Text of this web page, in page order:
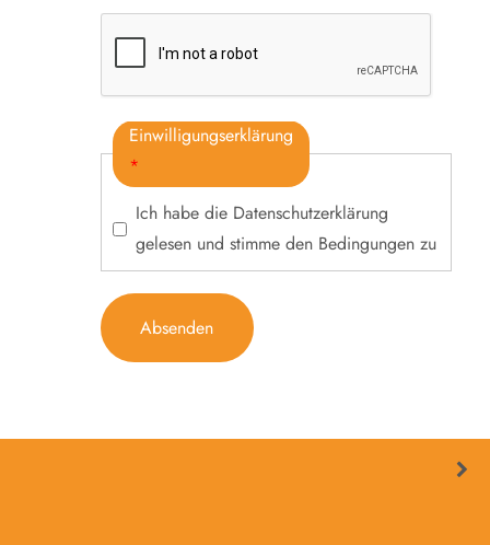
Einwilligungserklärung
*
Ich habe die Datenschutzerklärung
gelesen und stimme den Bedingungen zu
Absenden